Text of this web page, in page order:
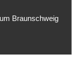
Braunschweig